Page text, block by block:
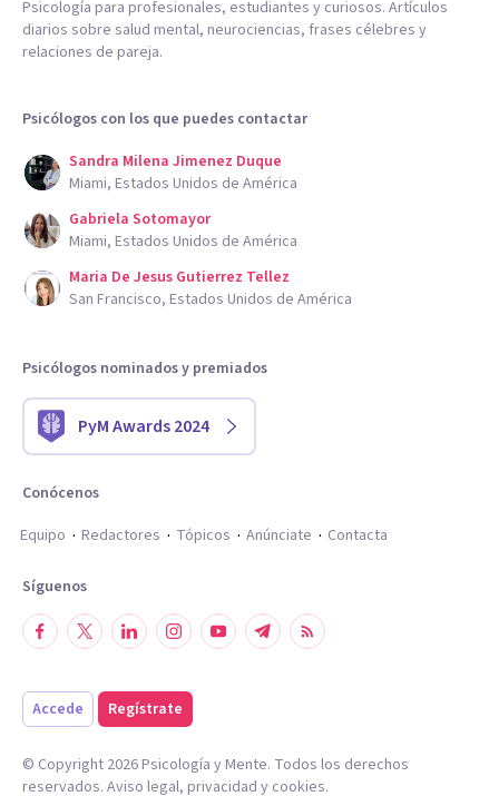
Psicología para profesionales, estudiantes y curiosos. Artículos
diarios sobre salud mental, neurociencias, frases célebres y
relaciones de pareja.
Psicólogos con los que puedes contactar
Sandra Milena Jimenez Duque
Miami, Estados Unidos de América
Gabriela Sotomayor
Miami, Estados Unidos de América
Maria De Jesus Gutierrez Tellez
San Francisco, Estados Unidos de América
Psicólogos nominados y premiados
PyM Awards 2024
Conócenos
Equipo
Redactores Tópicos Anúnciate Contacta
Síguenos
Accede Regístrate
© Copyright 2026Psicología y Mente. Todos los derechos
reservados. Aviso legal, privacidad y cookies.